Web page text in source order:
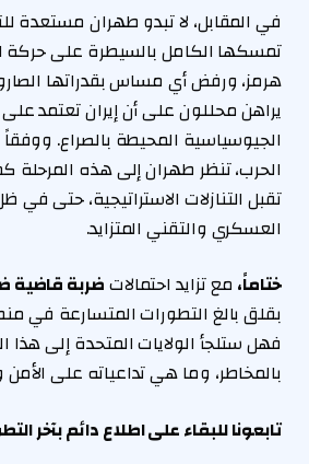
في المقابل، لا تبدو طهران مستعدة
تمسكها الكامل بالسيطرة على
هرمز، ورفض أي مساس بقدراتها
يراهن محللون على أن إيران تعتمد على
الجيوسياسية المحيطة بالصراع.
الحرب، تنظر طهران إلى هذه المرحلة
تقبل التنازلات الاستراتيجية، حتى
العسكري والتقني المتزايد.
ختاماً، مع تزايد احتمالاتضربة قاضية
بقلق بالغ التطورات المتسارعة في
فهل ستلجأ الولايات المتحدة إلى هذا
بالمخاطر، وما هي تداعياته على الأمن
تابعونا للبقاء على اطلاع دائم بآخر